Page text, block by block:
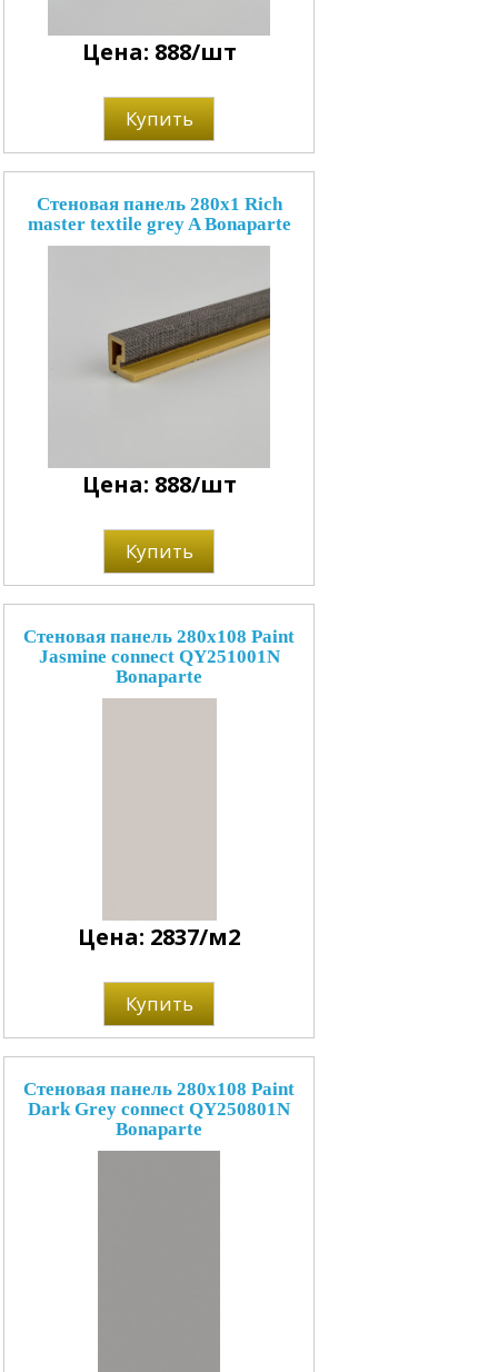
Цена: 888/шт
Купить
Стеновая панель 280x1 Rich
master textile grey A Bonaparte
Цена: 888/шт
Купить
Стеновая панель 280x108 Paint
Jasmine connect QY251001N
Bonaparte
Цена: 2837/м2
Купить
Стеновая панель 280x108 Paint
Dark Grey connect QY250801N
Bonaparte